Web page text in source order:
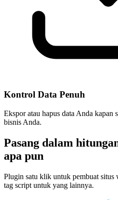
Kontrol Data Penuh
Ekspor atau hapus data Anda kapan
bisnis Anda.
Pasang dalam
apa pun
Plugin satu klik untuk pembuat situs
tag script untuk yang lainnya.